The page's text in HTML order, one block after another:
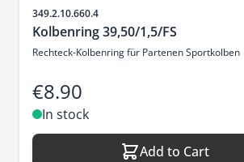
Sku
349.2.10.660.4
Kolbenring 39,50/1,5/FS
Rechteck-Kolbenring für Partenen Sportkolben
€8.90
In stock
Add to Cart